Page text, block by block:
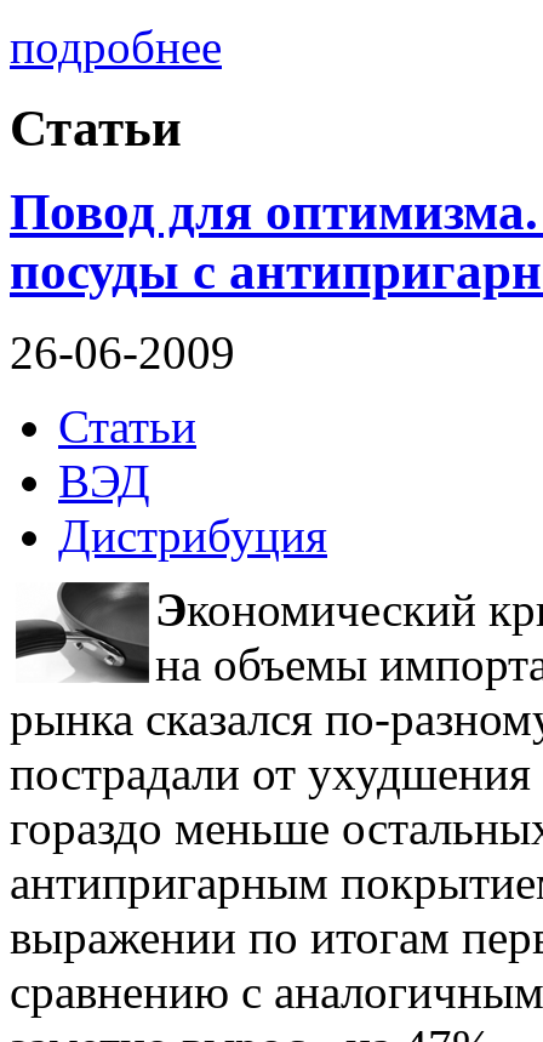
подробнее
Статьи
Повод для
посуды с
26-06-2009
Статьи
ВЭД
Дистрибуция
Экономический
на объемы
рынка сказался по-
пострадали от
гораздо меньше
антипригарным
выражении по итогам
сравнению с